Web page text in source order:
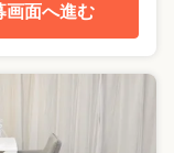
画面へ進む